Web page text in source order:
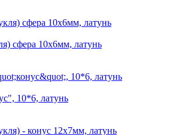
сфера 10х6мм, латунь
10*6, латунь